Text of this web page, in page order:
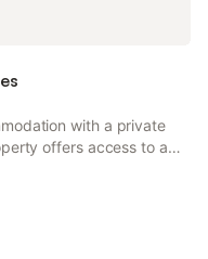
with a private
offers access to a
The property is non-
Train station.